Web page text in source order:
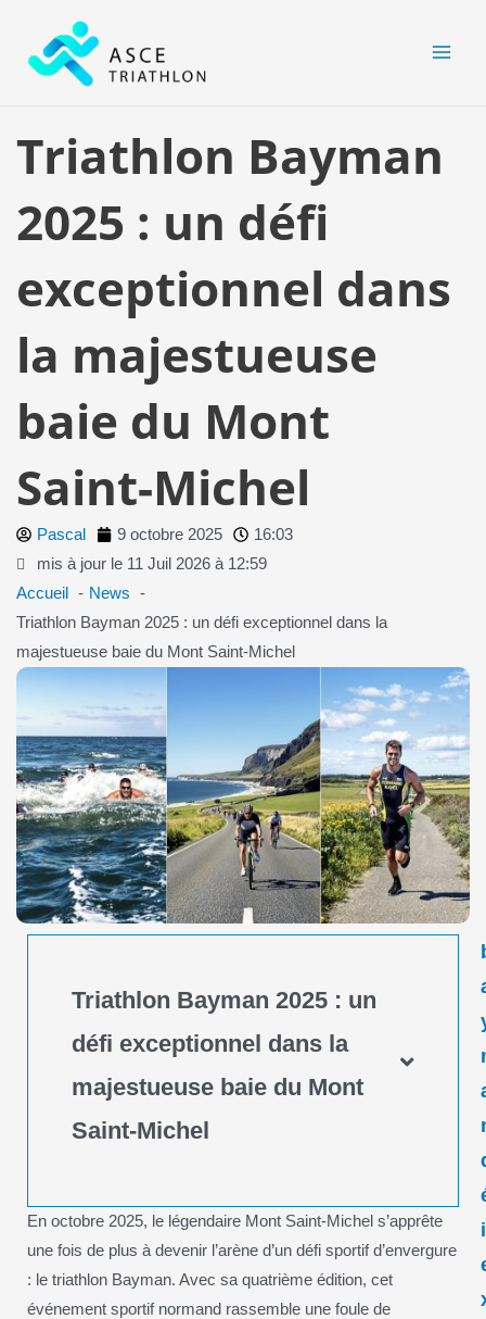
contenu
Triathlon Bayman
2025 : un défi
exceptionnel dans
la majestueuse
baie du Mont
Saint-Michel
Pascal 9 octobre 2025
16:03
mis à jour le 11 Juil 2026 à 12:59
Accueil
News
Triathlon Bayman 2025 : un défi exceptionnel dans la
majestueuse baie du Mont Saint-Michel
Triathlon Bayman 2025 : un
défi exceptionnel dans la
majestueuse baie du Mont
Saint-Michel
En octobre 2025, le légendaire Mont Saint-Michel s’apprête
une fois de plus à devenir l’arène d’un défi sportif d’envergure
: le triathlon Bayman. Avec sa quatrième édition, cet
événement sportif normand rassemble une foule de
i